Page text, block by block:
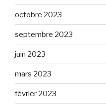
octobre 2023
septembre 2023
juin 2023
mars 2023
février 2023